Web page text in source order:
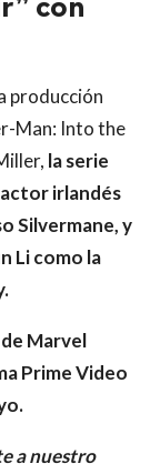
con
producción
Man: Into the
la serie
irlandés
Silvermane, y
Li como la
Marvel
Prime Video
a nuestro